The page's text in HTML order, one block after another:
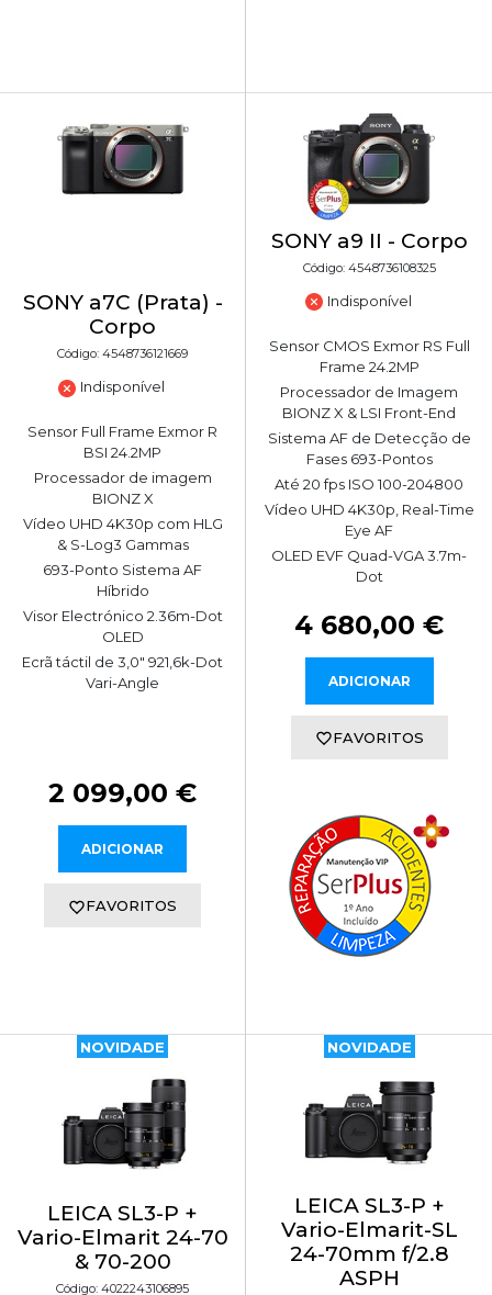
SONY a7C (Prata) -
Corpo
Código: 4548736121669
Indisponível
Sensor Full Frame Exmor R
BSI 24.2MP
Processador de imagem
BIONZ X
Vídeo UHD 4K30p com HLG
& S-Log3 Gammas
693-Ponto Sistema AF
Híbrido
Visor Electrónico 2.36m-Dot
OLED
Ecrã táctil de 3,0" 921,6k-Dot
Vari-Angle
2 099,00 €
ADICIONAR
FAVORITOS
SONY a9 II - Corpo
Código: 4548736108325
Indisponível
Sensor CMOS Exmor RS Full
Frame 24.2MP
Processador de Imagem
BIONZ X & LSI Front-End
Sistema AF de Detecção de
Fases 693-Pontos
Até 20 fps ISO 100-204800
Vídeo UHD 4K30p, Real-Time
Eye AF
OLED EVF Quad-VGA 3.7m-
Dot
4 680,00 €
ADICIONAR
FAVORITOS
NOVIDADE
LEICA SL3-P +
Vario-Elmarit 24-70
& 70-200
Código: 4022243106895
NOVIDADE
LEICA SL3-P +
Vario-Elmarit-SL
24-70mm f/2.8
ASPH